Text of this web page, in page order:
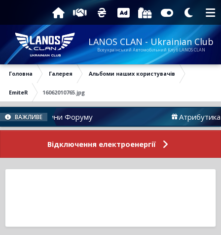
LANOS CLAN - Ukrainian Club
Всеукраїнський Автомобільний Клуб LANOS CLAN
Головна Галерея Альбоми наших користувачів
EmiteR 16062010765.jpg
ВАЖЛИВЕ
Новини Форуму Атрибутика
Відключення електроенергії